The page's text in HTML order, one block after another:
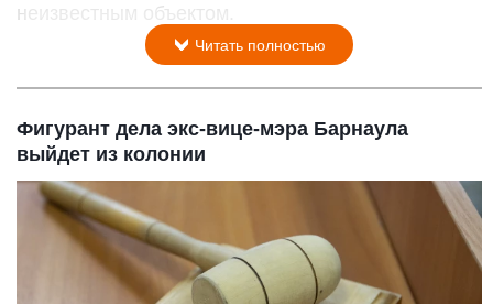
неизвестным объектом.
Читать полностью
Фигурант дела экс-вице-мэра Барнаула
выйдет из колонии